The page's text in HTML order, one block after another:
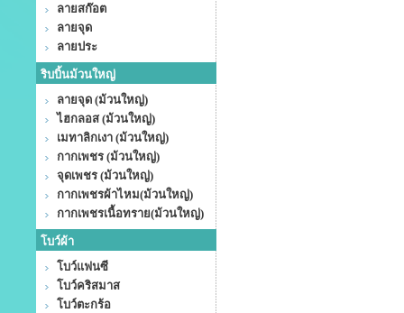
ลายสก๊อต
ลายจุด
ลายประ
ริบบิ้นม้วนใหญ่
ลายจุด (ม้วนใหญ่)
ไฮกลอส (ม้วนใหญ่)
เมทาลิกเงา (ม้วนใหญ่)
กากเพชร (ม้วนใหญ่)
จุดเพชร (ม้วนใหญ่)
กากเพชรผ้าไหม(ม้วนใหญ่)
กากเพชรเนื้อทราย(ม้วนใหญ่)
โบว์ผ้า
โบว์แฟนซี
โบว์คริสมาส
โบว์ตะกร้อ